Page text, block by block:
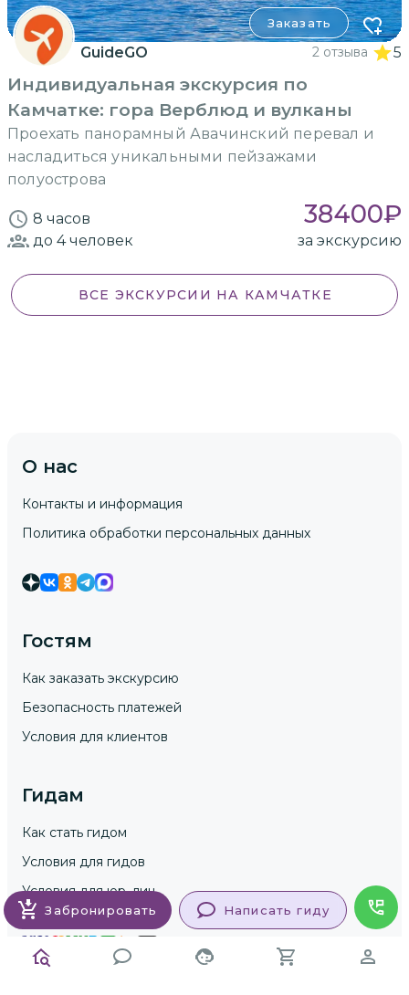
Заказать
GuideGO 2 отзыва 5
Индивидуальная экскурсия по
Камчатке: гора Верблюд и вулканы
Проехать панорамный Авачинский перевал и
насладиться уникальными пейзажами
полуострова
8 часов 38400₽
до 4человек за экскурсию
ВСЕ ЭКСКУРСИИ НА КАМЧАТКЕ
Забронировать Написать гиду
О нас
Контакты и информация
Политика обработки персональных данных
Гостям
Как заказать экскурсию
Безопасность платежей
Условия для клиентов
Гидам
Как стать гидом
Условия для гидов
Условия для юр. лиц